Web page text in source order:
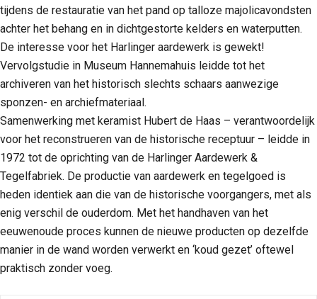
tijdens de restauratie van het pand op talloze majolicavondsten
achter het behang en in dichtgestorte kelders en waterputten.
De interesse voor het Harlinger aardewerk is gewekt!
Vervolgstudie in Museum Hannemahuis leidde tot het
archiveren van het historisch slechts schaars aanwezige
sponzen- en archiefmateriaal.
Samenwerking met keramist Hubert de Haas – verantwoordelijk
voor het reconstrueren van de historische receptuur – leidde in
1972 tot de oprichting van de Harlinger Aardewerk &
Tegelfabriek. De productie van aardewerk en tegelgoed is
heden identiek aan die van de historische voorgangers, met als
enig verschil de ouderdom. Met het handhaven van het
eeuwenoude proces kunnen de nieuwe producten op dezelfde
manier in de wand worden verwerkt en ‘koud gezet’ oftewel
praktisch zonder voeg.